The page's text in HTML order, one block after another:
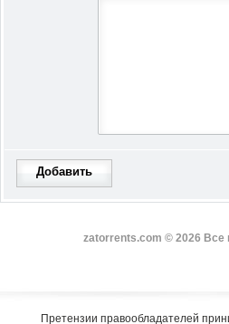
Добавить
zatorrents.com © 2026
Претензии правообладателей